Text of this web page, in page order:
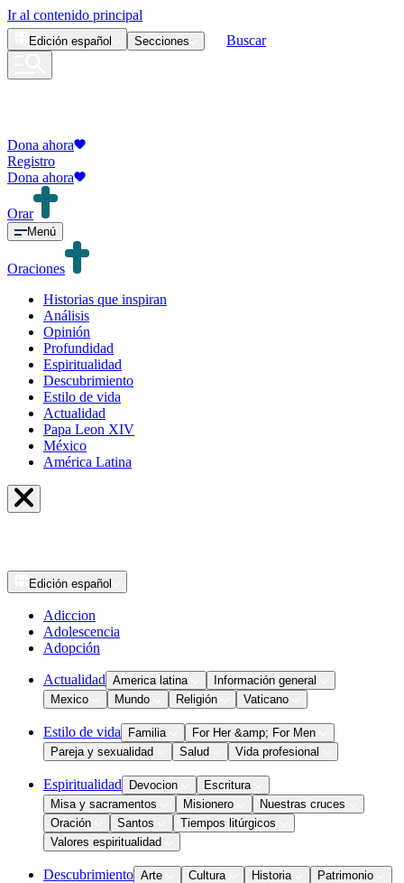
Ir al contenido principal
Edición español Secciones Buscar
Dona ahora
Registro
Dona ahora
Orar
Menú
Oraciones
Historias que inspiran
Análisis
Opinión
Profundidad
Espiritualidad
Descubrimiento
Estilo de vida
Actualidad
Papa Leon XIV
México
América Latina
Edición español
Adiccion
Adolescencia
Adopción
Actualidad America latina
Información general
Mexico
Mundo Religión Vaticano
Estilo de vida Familia
For Her &amp; For Men
Pareja y sexualidad
Salud Vida profesional
Espiritualidad Devocion
Escritura
Misa y sacramentos
Misionero
Nuestras cruces
Oración
Santos
Tiempos litúrgicos
Valores espiritualidad
Descubrimiento Arte Cultura Historia
Patrimonio